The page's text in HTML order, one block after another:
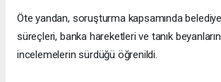
Öte yandan, soruşturma kapsamında
süreçleri, banka hareketleri ve tanık
incelemelerin sürdüğü öğrenildi.